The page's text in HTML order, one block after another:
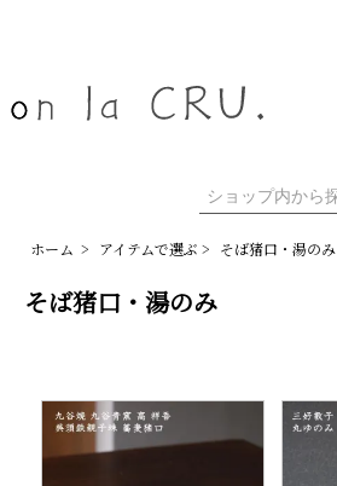
ホーム > アイテムで選ぶ > そば猪口・湯のみ
そば猪口・湯のみ